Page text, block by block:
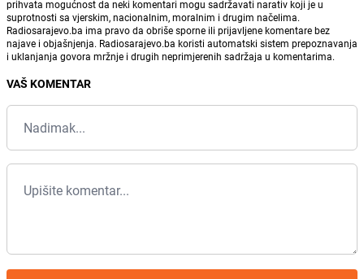
prihvata mogućnost da neki komentari mogu sadržavati narativ koji je u
suprotnosti sa vjerskim, nacionalnim, moralnim i drugim načelima.
Radiosarajevo.ba ima pravo da obriše sporne ili prijavljene komentare bez
najave i objašnjenja. Radiosarajevo.ba koristi automatski sistem prepoznavanja
i uklanjanja govora mržnje i drugih neprimjerenih sadržaja u komentarima.
VAŠ KOMENTAR